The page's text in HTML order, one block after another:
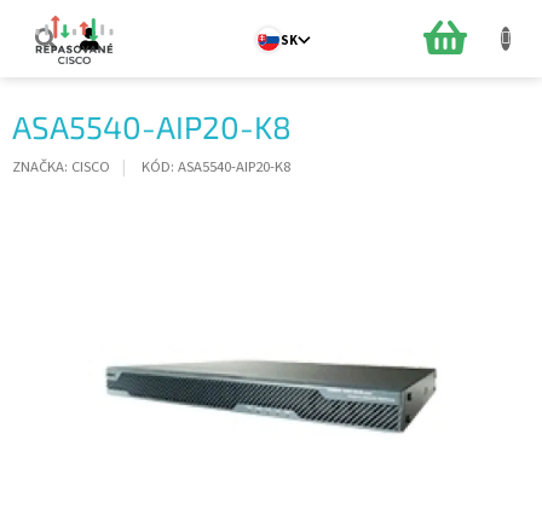
obsah
SK
ASA5540-AIP20-K8
ZNAČKA: CISCO KÓD: ASA5540-AIP20-K8